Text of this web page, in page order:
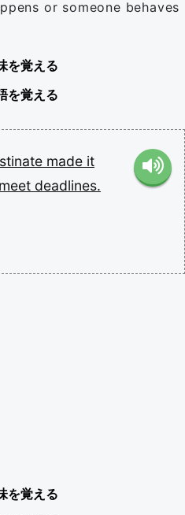
or someone behaves
を覚える
を覚える
made it
meet deadlines.
を覚える